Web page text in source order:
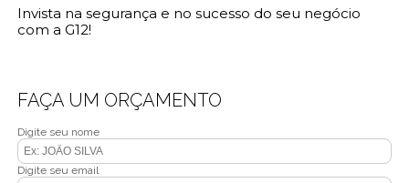
Invista na segurança e no sucesso do seu negócio
com a G12!
FAÇA UM ORÇAMENTO
Digite seu nome
Digite seu email